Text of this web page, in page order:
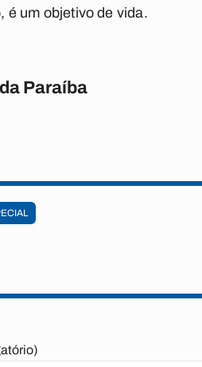
é um objetivo de vida.
Paraíba